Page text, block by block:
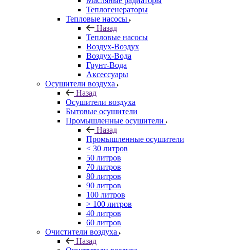
Теплогенераторы
Тепловые насосы
Назад
Тепловые насосы
Воздух-Воздух
Воздух-Вода
Грунт-Вода
Аксессуары
Осушители воздуха
Назад
Осушители воздуха
Бытовые осушители
Промышленные осушители
Назад
Промышленные осушители
< 30 литров
50 литров
70 литров
80 литров
90 литров
100 литров
> 100 литров
40 литров
60 литров
Очистители воздуха
Назад